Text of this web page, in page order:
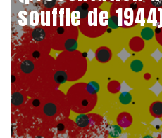
souffle de